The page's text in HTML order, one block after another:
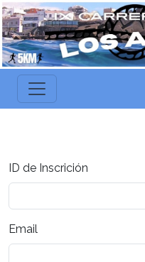
ID de Inscrición
Email